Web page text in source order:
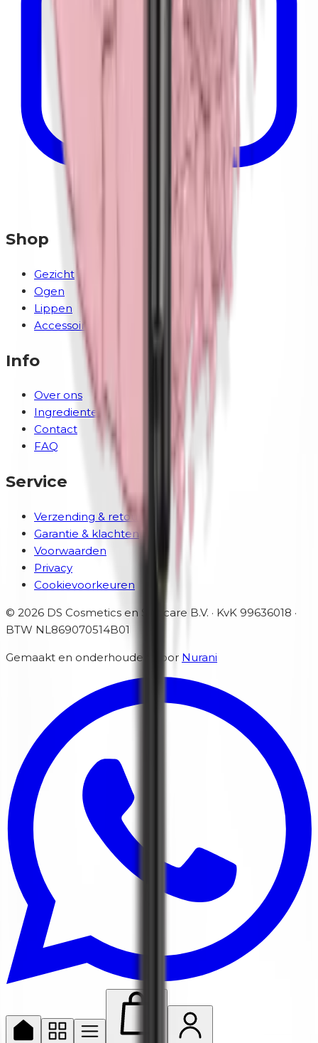
Shop
Gezicht
Ogen
Lippen
Accessoires
Info
Over ons
Ingredienten
Contact
FAQ
Service
Verzending & retour
Garantie & klachten
Voorwaarden
Privacy
Cookievoorkeuren
© 2026 DS Cosmetics en Skincare B.V. · KvK 99636018 ·
BTW NL869070514B01
Gemaakt en onderhouden door Nurani